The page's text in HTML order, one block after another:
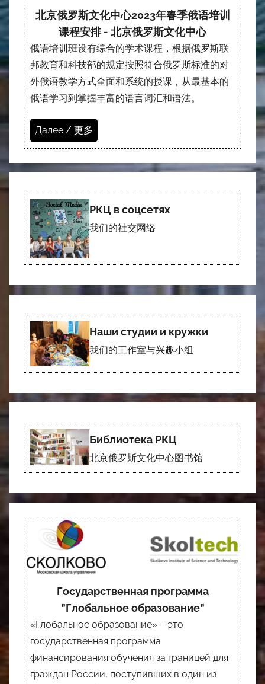
北京俄罗斯文化中心2023年春季俄语培训
课程安排 - 北京俄罗斯文化中心
俄语培训班设有综合的学术课程，根据俄罗斯联
邦教育和科技部的规定按照符合俄罗斯标准的对
外俄语教学方式全面和系统的授课，从最基本的
俄语学习到掌握丰富的语言词汇和语法。
Далее / 更多
РКЦ в соцсетях
我们的社交网络
Наши студии и кружки
我们的工作室与兴趣小组
Библиотека РКЦ
北京俄罗斯文化中心图书馆
Государственная программа
”Глобальное образование”
«Глобальное образование» – это
государственная программа
финансирования обучения за границей для
граждан России, поступивших в один из